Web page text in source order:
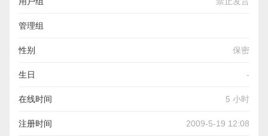
管理组
性别 保密
生日 -
在线时间 5 小时
注册时间 2009-5-19 12:08